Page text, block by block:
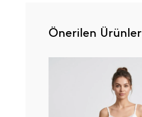
Önerilen Ürünler